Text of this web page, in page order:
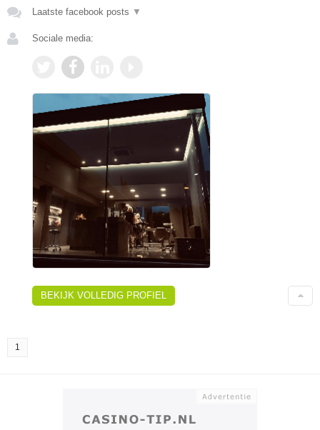
Laatste facebook posts ▼
Sociale media:
BEKIJK VOLLEDIG PROFIEL
1